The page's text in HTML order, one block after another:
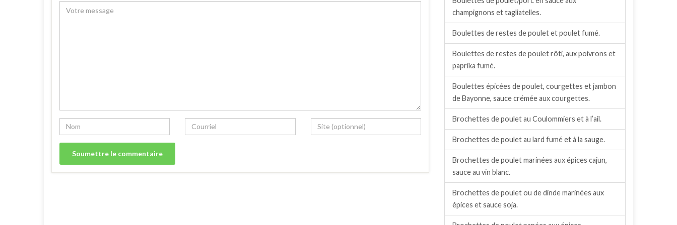
champignons et tagliatelles.
Boulettes de restes de poulet et poulet fumé.
Boulettes de restes de poulet rôti, aux poivrons et
paprika fumé.
Boulettes épicées de poulet, courgettes et jambon
de Bayonne, sauce crémée aux courgettes.
Brochettes de poulet au Coulommiers et à l’ail.
Brochettes de poulet au lard fumé et à la sauge.
Brochettes de poulet marinées aux épices cajun,
sauce au vin blanc.
Brochettes de poulet ou de dinde marinées aux
épices et sauce soja.